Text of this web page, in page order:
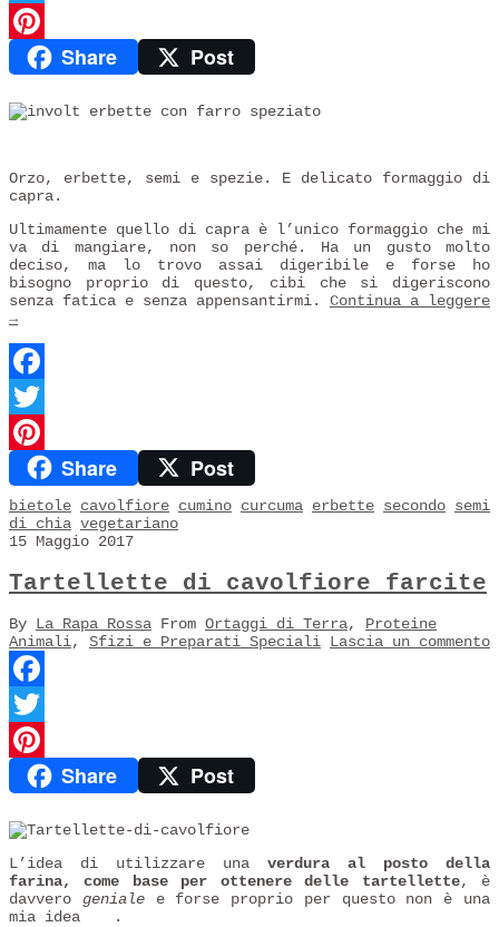
Twitter
PinterestShare Post
Orzo, erbette, semi e spezie. E delicato formaggio di
capra.
Ultimamente quello di capra è l’unico formaggio che mi
va di mangiare, non so perché. Ha un gusto molto
deciso, ma lo trovo assai digeribile e forse ho
bisogno proprio di questo, cibi che si digeriscono
senza fatica e senza appensantirmi. Continua a leggere
→
Facebook
Twitter
PinterestShare Post
bietole cavolfiore cumino curcuma erbette secondo semi
di chia vegetariano
15 Maggio 2017
Tartellette di cavolfiore farcite
By La Rapa Rossa From Ortaggi di Terra, Proteine
Animali, Sfizi e Preparati Speciali Lascia un commento
Facebook
Twitter
PinterestShare Post
L’idea di utilizzare una verdura al posto della
farina, come base per ottenere delle tartellette, è
davvero genialee forse proprio per questo non è una
mia idea
.